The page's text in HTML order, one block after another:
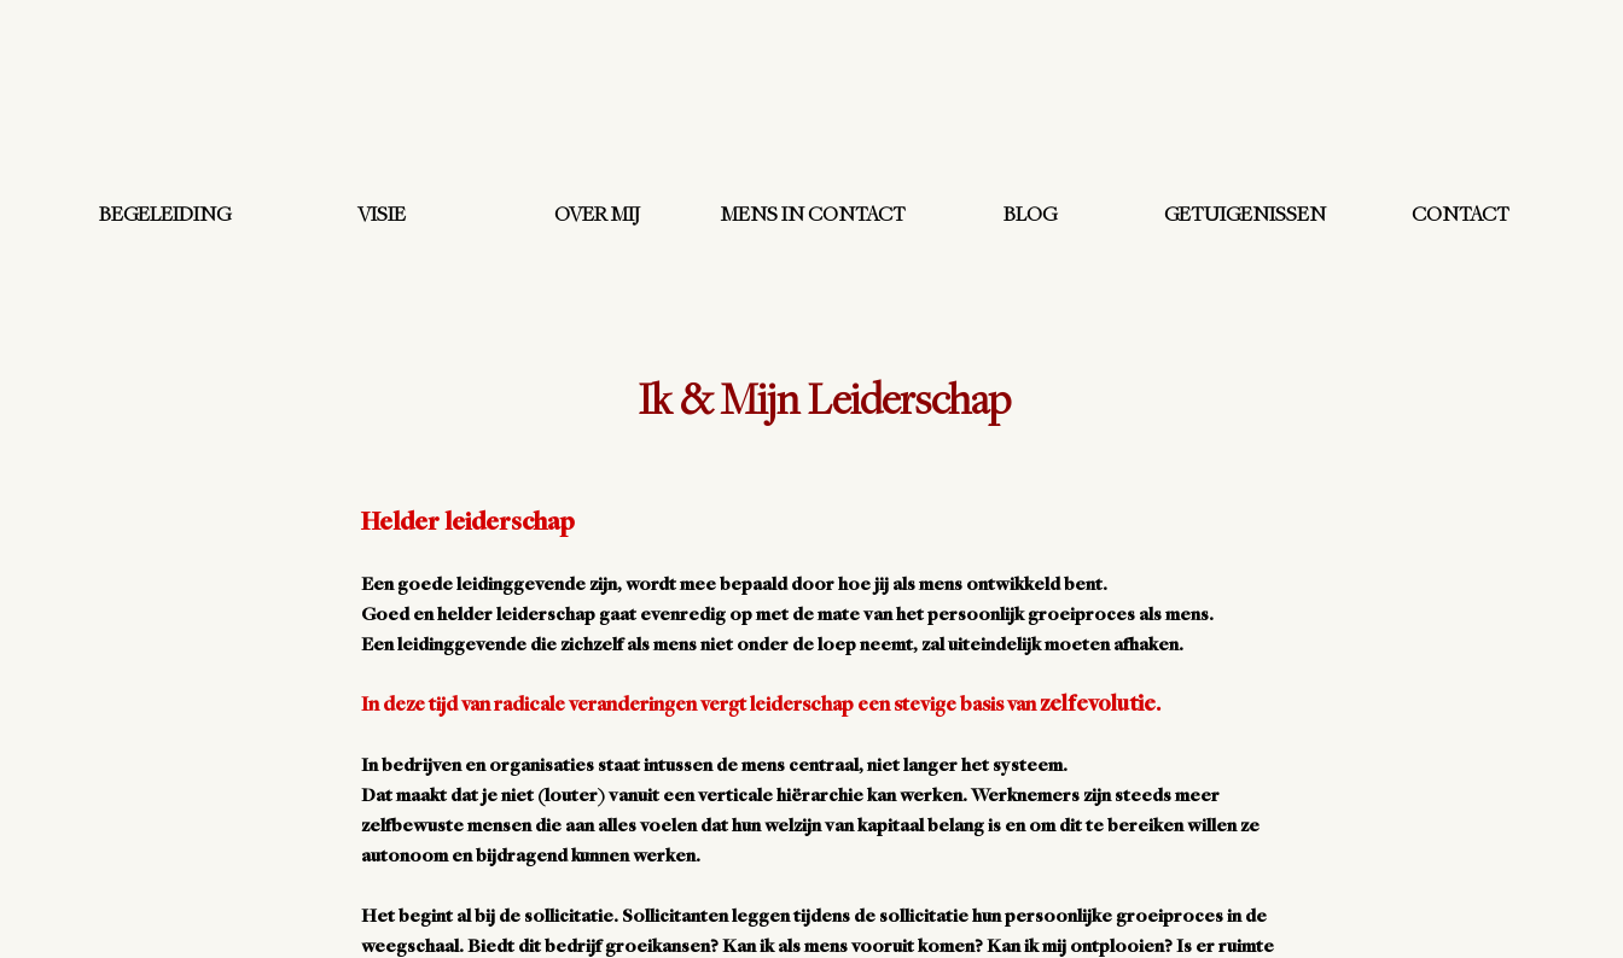
BEGELEIDING VISIE OVER MIJ MENS IN CONTACT BLOG GETUIGENISSEN CONTACT
Ik & Mijn Leiderschap
Helder leiderschap
Een goede leidinggevende zijn, wordt mee bepaald door hoe jij als mens ontwikkeld bent.
Goed en helder leiderschap gaat evenredig op met de mate van het persoonlijk groeiproces als mens.
Een leidinggevende die zichzelf als mens niet onder de loep neemt, zal uiteindelijk moeten afhaken.
In deze tijd van radicale veranderingen vergt leiderschap een stevige basis vanzelfevolutie.
In bedrijven en organisaties staat intussen de mens centraal, niet langer het systeem.
Dat maakt dat je niet (louter) vanuit een verticale hiërarchie kan werken. Werknemers zijn steeds meer
zelfbewuste mensen die aan alles voelen dat hun welzijn van kapitaal belang is en om dit te bereiken willen ze
autonoom en bijdragend kunnen werken.
Het begint al bij de sollicitatie. Sollicitanten leggen tijdens de sollicitatie hun persoonlijke groeiproces in de
weegschaal. Biedt dit bedrijf groeikansen? Kan ik als mens vooruit komen? Kan ik mij ontplooien? Is er ruimte